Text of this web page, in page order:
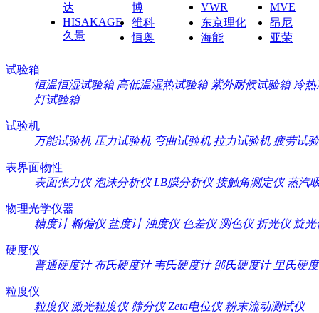
达
博
VWR
MVE
HISAKAGE
久景
维科 东京理化
昂尼
恒奥
海能 亚荣
试验箱
恒温恒湿试验箱 高低温湿热试验箱 紫外耐候试验箱 冷热
灯试验箱
试验机
万能试验机 压力试验机 弯曲试验机 拉力试验机 疲劳试
表界面物性
表面张力仪 泡沫分析仪 LB膜分析仪 接触角测定仪 蒸汽
物理光学仪器
糖度计 椭偏仪 盐度计 浊度仪 色差仪 测色仪 折光仪 旋光
硬度仪
普通硬度计 布氏硬度计 韦氏硬度计 邵氏硬度计 里氏硬
粒度仪
粒度仪 激光粒度仪 筛分仪 Zeta电位仪 粉末流动测试仪